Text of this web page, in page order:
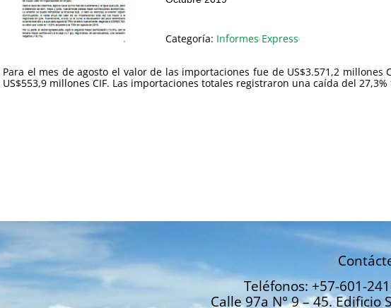
Categoría: Informes Express
Para el mes de agosto el valor de las importaciones fue de US$3.571,2 millones
US$553,9 millones CIF. Las importaciones totales registraron una caída del
Teléfonos: +57-601-
Calle 97a N° 9 – 45. Edificio